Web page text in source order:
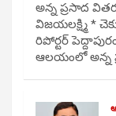
అన్న ప్రసాద
విజయలక్ష్మి *
రిపోర్టర్
ఆలయంలో అన్న